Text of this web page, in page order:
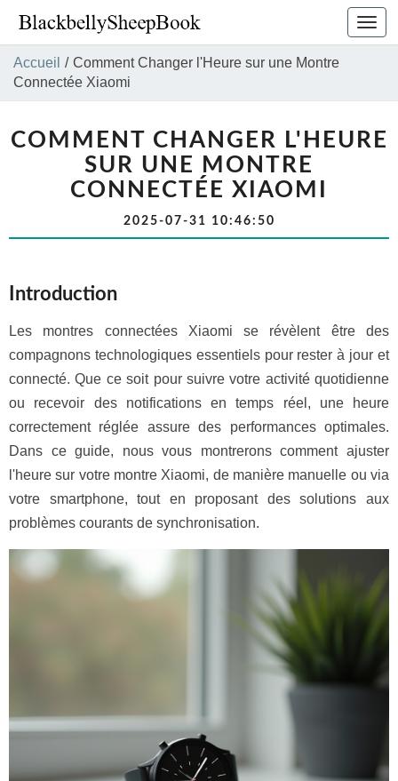
la
Accueil / Comment Changer l'Heure sur une Montre
Connectée Xiaomi
COMMENT CHANGER L'HEURE
SUR UNE MONTRE
CONNECTÉE XIAOMI
2025-07-31 10:46:50
Introduction
Les montres connectées Xiaomi se révèlent être des
compagnons technologiques essentiels pour rester à jour et
connecté. Que ce soit pour suivre votre activité quotidienne
ou recevoir des notifications en temps réel, une heure
correctement réglée assure des performances optimales.
Dans ce guide, nous vous montrerons comment ajuster
l'heure sur votre montre Xiaomi, de manière manuelle ou via
votre smartphone, tout en proposant des solutions aux
problèmes courants de synchronisation.